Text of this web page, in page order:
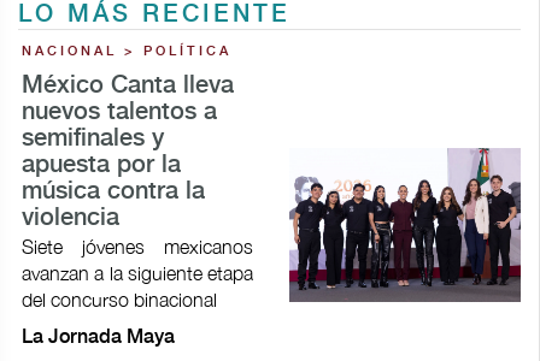
LO MÁS RECIENTE
NACIONAL > POLÍTICA
México Canta lleva
nuevos talentos a
semifinales y
apuesta por la
música contra la
violencia
Siete jóvenes mexicanos
avanzan a la siguiente etapa
del concurso binacional
La Jornada Maya